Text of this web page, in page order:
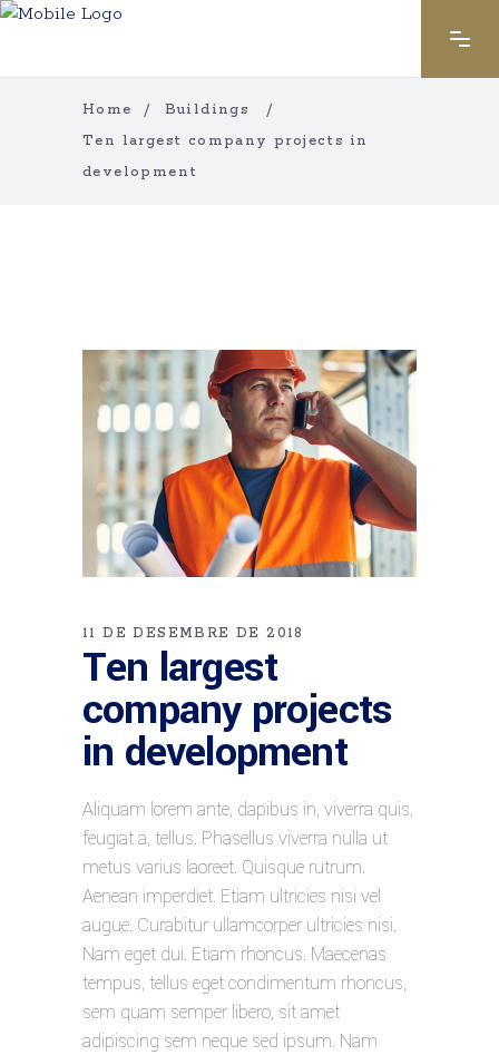
Home / Buildings
/
Ten largest company projects in
development
11 DE DESEMBRE DE 2018
Ten largest
company projects
in development
Aliquam lorem ante, dapibus in, viverra quis,
feugiat a, tellus. Phasellus viverra nulla ut
metus varius laoreet. Quisque rutrum.
Aenean imperdiet. Etiam ultricies nisi vel
augue. Curabitur ullamcorper ultricies nisi.
Nam eget dui. Etiam rhoncus. Maecenas
tempus, tellus eget condimentum rhoncus,
sem quam semper libero, sit amet
adipiscing sem neque sed ipsum. Nam